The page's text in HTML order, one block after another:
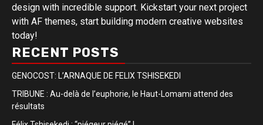
design with incredible support. Kickstart your next project
with AF themes, start building modern creative websites
today!
RECENT POSTS
GENOCOST: L’ARNAQUE DE FELIX TSHISEKEDI
TRIBUNE : Au-delà de l’euphorie, le Haut-Lomami attend des
résultats